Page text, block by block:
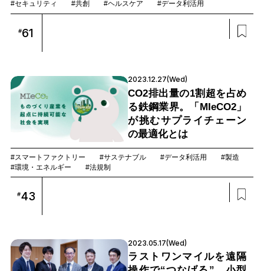
#セキュリティ
#共創 #ヘルスケア #データ利活用
#61
2023.12.27(Wed)
CO2排出量の1割超を占め
る鉄鋼業界。「MIeCO2」
が挑むサプライチェーン
の最適化とは
#スマートファクトリー #サステナブル #データ利活用
#製造
#環境・エネルギー
#法規制
#43
2023.05.17(Wed)
ラストワンマイルを遠隔